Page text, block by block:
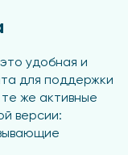
удобная и
для поддержки
те же активные
версии: